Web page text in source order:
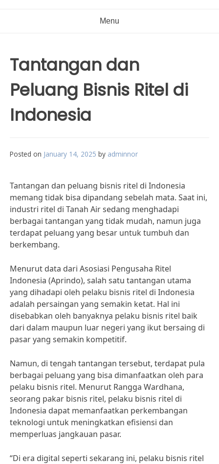
Menu
Tantangan dan
Peluang Bisnis Ritel di
Indonesia
Posted on January 14, 2025 by adminnor
Tantangan dan peluang bisnis ritel di Indonesia
memang tidak bisa dipandang sebelah mata. Saat ini,
industri ritel di Tanah Air sedang menghadapi
berbagai tantangan yang tidak mudah, namun juga
terdapat peluang yang besar untuk tumbuh dan
berkembang.
Menurut data dari Asosiasi Pengusaha Ritel
Indonesia (Aprindo), salah satu tantangan utama
yang dihadapi oleh pelaku bisnis ritel di Indonesia
adalah persaingan yang semakin ketat. Hal ini
disebabkan oleh banyaknya pelaku bisnis ritel baik
dari dalam maupun luar negeri yang ikut bersaing di
pasar yang semakin kompetitif.
Namun, di tengah tantangan tersebut, terdapat pula
berbagai peluang yang bisa dimanfaatkan oleh para
pelaku bisnis ritel. Menurut Rangga Wardhana,
seorang pakar bisnis ritel, pelaku bisnis ritel di
Indonesia dapat memanfaatkan perkembangan
teknologi untuk meningkatkan efisiensi dan
memperluas jangkauan pasar.
“Di era digital seperti sekarang ini, pelaku bisnis ritel